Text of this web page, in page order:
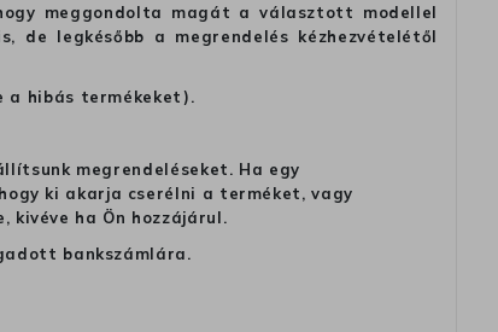
meggondolta magát a választott modellel
legkésőbb a megrendelés kézhezvételétől
a hibás termékeket).
megrendeléseket. Ha egy
ki akarja cserélni a terméket, vagy
kivéve ha Ön hozzájárul.
bankszámlára.